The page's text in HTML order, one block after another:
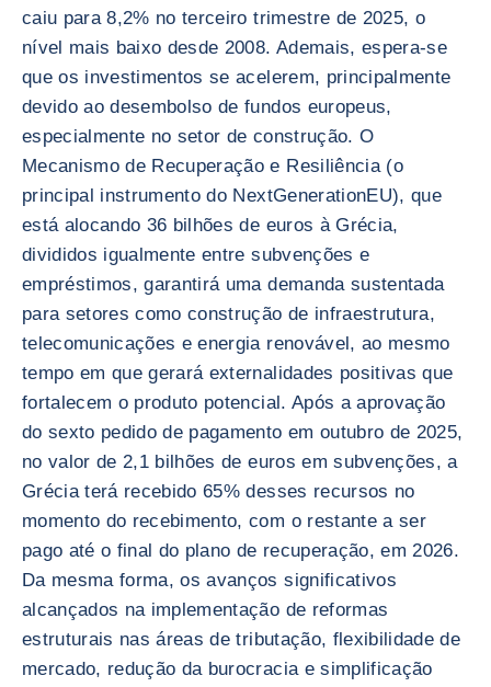
caiu para 8,2% no terceiro trimestre de 2025, o
nível mais baixo desde 2008. Ademais, espera-se
que os investimentos se acelerem, principalmente
devido ao desembolso de fundos europeus,
especialmente no setor de construção. O
Mecanismo de Recuperação e Resiliência (o
principal instrumento do NextGenerationEU), que
está alocando 36 bilhões de euros à Grécia,
divididos igualmente entre subvenções e
empréstimos, garantirá uma demanda sustentada
para setores como construção de infraestrutura,
telecomunicações e energia renovável, ao mesmo
tempo em que gerará externalidades positivas que
fortalecem o produto potencial. Após a aprovação
do sexto pedido de pagamento em outubro de 2025,
no valor de 2,1 bilhões de euros em subvenções, a
Grécia terá recebido 65% desses recursos no
momento do recebimento, com o restante a ser
pago até o final do plano de recuperação, em 2026.
Da mesma forma, os avanços significativos
alcançados na implementação de reformas
estruturais nas áreas de tributação, flexibilidade de
mercado, redução da burocracia e simplificação